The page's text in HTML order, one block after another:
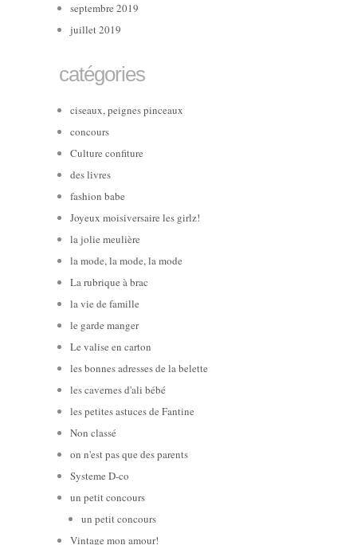
septembre 2019
juillet 2019
catégories
ciseaux, peignes pinceaux
concours
Culture confiture
des livres
fashion babe
Joyeux moisiversaire les girlz!
la jolie meulière
la mode, la mode, la mode
La rubrique à brac
la vie de famille
le garde manger
Le valise en carton
les bonnes adresses de la belette
les cavernes d'ali bébé
les petites astuces de Fantine
Non classé
on n'est pas que des parents
Systeme D-co
un petit concours
un petit concours
Vintage mon amour!